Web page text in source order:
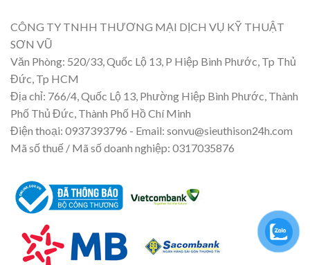
CÔNG TY TNHH THƯƠNG MẠI DỊCH VỤ KỸ THUẬT
SƠN VŨ
Văn Phòng: 520/33, Quốc Lộ 13, P Hiệp Bình Phước, Tp Thủ
Đức, Tp HCM
Địa chỉ: 766/4, Quốc Lộ 13, Phường Hiệp Bình Phước, Thành
Phố Thủ Đức, Thành Phố Hồ Chí Minh
Điện thoại: 0937393796 - Email: sonvu@sieuthison24h.com
Mã số thuế / Mã số doanh nghiệp: 0317035876